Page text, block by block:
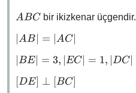
ABC
ABC bir ikizkenar üçgendir.
\abs{AB}
\abs{AC}
AB = AC∣
\abs{BE}
\abs{EC}
BE = 3, EC∣ = 1, DC
[DE]
[DE] ⊥ [BC]